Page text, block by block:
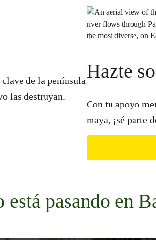
de la península
las destruyan.
Hazte
Con tu apoyo
maya, ¡sé parte
está pasando en